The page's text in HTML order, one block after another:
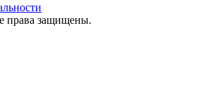
права защищены.